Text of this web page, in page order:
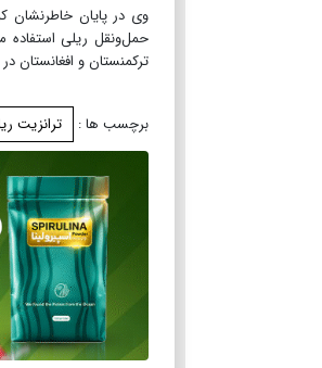
وی در پایان خاطرنشان
حمل‌ونقل ریلی استفاده
ترکمنستان و افغانستان
برچسب ها : ترانزیت